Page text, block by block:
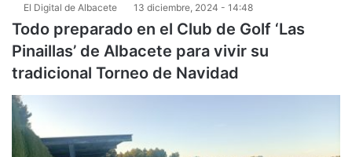
El Digital de Albacete 13 diciembre, 2024 - 14:48
Todo preparado en el Club de Golf ‘Las
Pinaillas’ de Albacete para vivir su
tradicional Torneo de Navidad